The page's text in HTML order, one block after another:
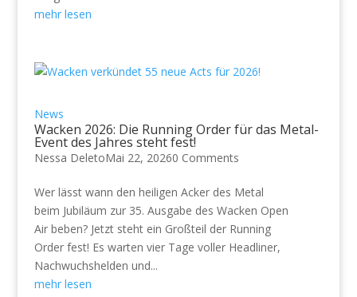
mehr lesen
News
Wacken 2026: Die Running Order für das Metal-
Event des Jahres steht fest!
Nessa DeletoMai 22, 20260 Comments
Wer lässt wann den heiligen Acker des Metal
beim Jubiläum zur 35. Ausgabe des Wacken Open
Air beben? Jetzt steht ein Großteil der Running
Order fest! Es warten vier Tage voller Headliner,
Nachwuchshelden und...
mehr lesen